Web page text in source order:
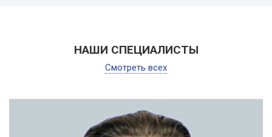
НАШИ СПЕЦИАЛИСТЫ
Смотреть всех